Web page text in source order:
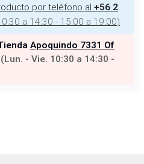
por teléfono al +56 2
a 14:30 - 15:00 a 19:00)
Apoquindo 7331 Of
(Lun. - Vie. 10:30 a 14:30 -